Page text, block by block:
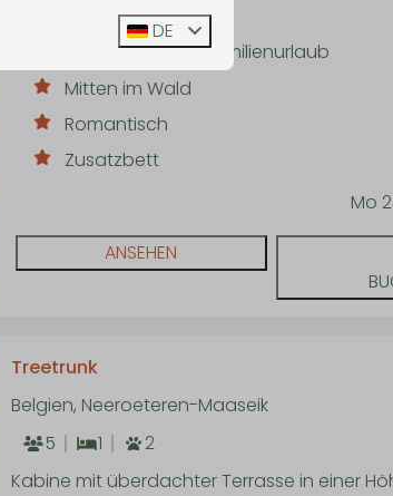
2
Ideal für einen aktiven Familienurlaub
Mitten im Wald
Romantisch
Zusatzbett
Mo
ANSEHEN
Treetrunk
Belgien, Neeroeteren-Maaseik
5
1
2
Kabine mit überdachter Terrasse in einer
DE